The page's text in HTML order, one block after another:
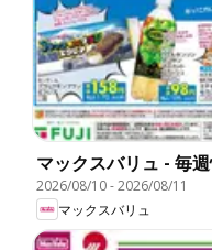
マックスバリュ - 毎
2026/08/10-2026/08/11
マックスバリュ